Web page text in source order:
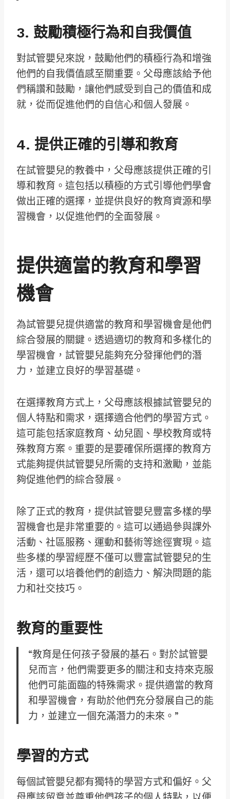
3. 鼓勵積極行為和自我價值
對試管嬰兒來說，鼓勵他們的積極行為和增強
他們的自我價值感至關重要。父母應該給予他
們稱讚和鼓勵，讓他們感受到自己的價值和成
就，從而促進他們的自信心和個人發展。
4. 提供正確的引導和教育
在試管嬰兒的教養中，父母應該提供正確的引
導和教育。這包括以積極的方式引導他們學會
做出正確的選擇，並提供良好的教育資源和學
習機會，以促進他們的全面發展。
提供適當的教育和學習
機會
為試管嬰兒提供適當的教育和學習機會是他們
綜合發展的關鍵。透過適切的教育和多樣化的
學習機會，試管嬰兒能夠充分發揮他們的潛
力，並建立良好的學習基礎。
在選擇教育方式上，父母應該根據試管嬰兒的
個人特點和需求，選擇適合他們的學習方式。
這可能包括家庭教育、幼兒園、學校教育或特
殊教育方案。重要的是要確保所選擇的教育方
式能夠提供試管嬰兒所需的支持和激勵，並能
夠促進他們的綜合發展。
除了正式的教育，提供試管嬰兒豐富多樣的學
習機會也是非常重要的。這可以通過參與課外
活動、社區服務、運動和藝術等途徑實現。這
些多樣的學習經歷不僅可以豐富試管嬰兒的生
活，還可以培養他們的創造力、解決問題的能
力和社交技巧。
教育的重要性
“教育是任何孩子發展的基石。對於試管嬰
兒而言，他們需要更多的關注和支持來克服
他們可能面臨的特殊需求。提供適當的教育
和學習機會，有助於他們充分發展自己的能
力，並建立一個充滿潛力的未來。”
學習的方式
每個試管嬰兒都有獨特的學習方式和偏好。父